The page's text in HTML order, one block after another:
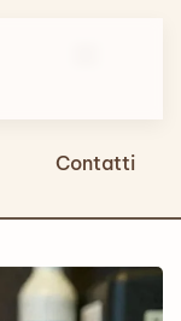
Contatti